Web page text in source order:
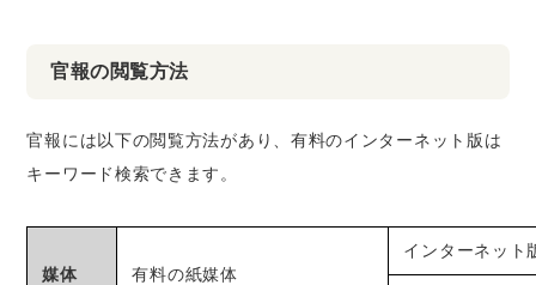
官報の閲覧方法
官報には以下の閲覧方法があり、有料のインターネット版は
キーワード検索できます。
媒体 有料の紙媒体
インターネット